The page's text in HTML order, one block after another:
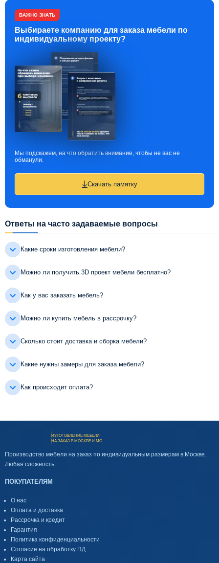
ВАЖНО ЗНАТЬ
Выбираете компанию для заказа мебели по
индивидуальному проекту?
Мы подскажем, на что обратить внимание, чтобы не вас не
обманули.
Скачать памятку
Ответы на часто задаваемые вопросы
Какие сроки изготовления мебели?
Можно ли получить 3D проект мебели бесплатно?
Как у вас заказать мебель?
Можно ли купить мебель в рассрочку?
Сколько стоит доставка и сборка мебели?
Какие нужны замеры для заказа мебели?
Как происходит оплата?
ИЗГОТОВЛЕНИЕ МЕБЕЛИ
НА ЗАКАЗ В МОСКВЕ И МО
Производство мебели на заказ по индивидуальным размерам в Москве.
Любая сложность.
ПОКУПАТЕЛЯМ
О нас
Оплата и доставка
Рассрочка и кредит
Гарантия
Политика конфиденциальности
Согласие на обработку ПД
Карта сайта